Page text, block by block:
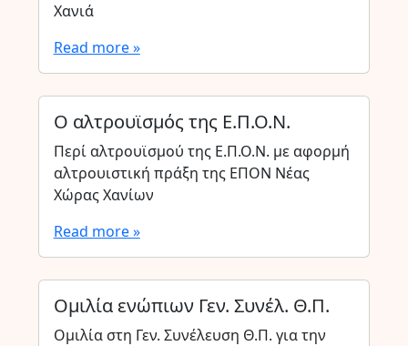
Χανιά
Read more »
Ο αλτρουϊσμός της Ε.Π.Ο.Ν.
Περί αλτρουϊσμού της Ε.Π.Ο.Ν. με αφορμή
αλτρουιστική πράξη της ΕΠΟΝ Νέας
Χώρας Χανίων
Read more »
Ομιλία ενώπιων Γεν. Συνέλ. Θ.Π.
Ομιλία στη Γεν. Συνέλευση Θ.Π. για την